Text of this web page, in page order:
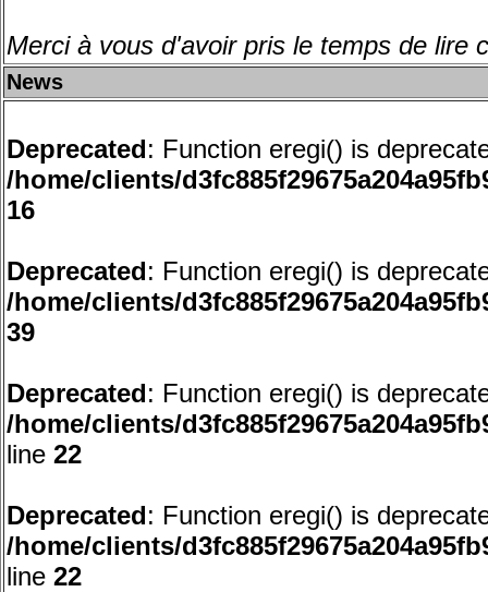
Merci à vous d'avoir pris le temps de lire
News
Deprecated: Function eregi() is
/home/clients/
16
Deprecated: Function eregi() is
/home/clients/
39
Deprecated: Function eregi() is
/home/clients/
line 22
Deprecated: Function eregi() is
/home/clients/
line 22